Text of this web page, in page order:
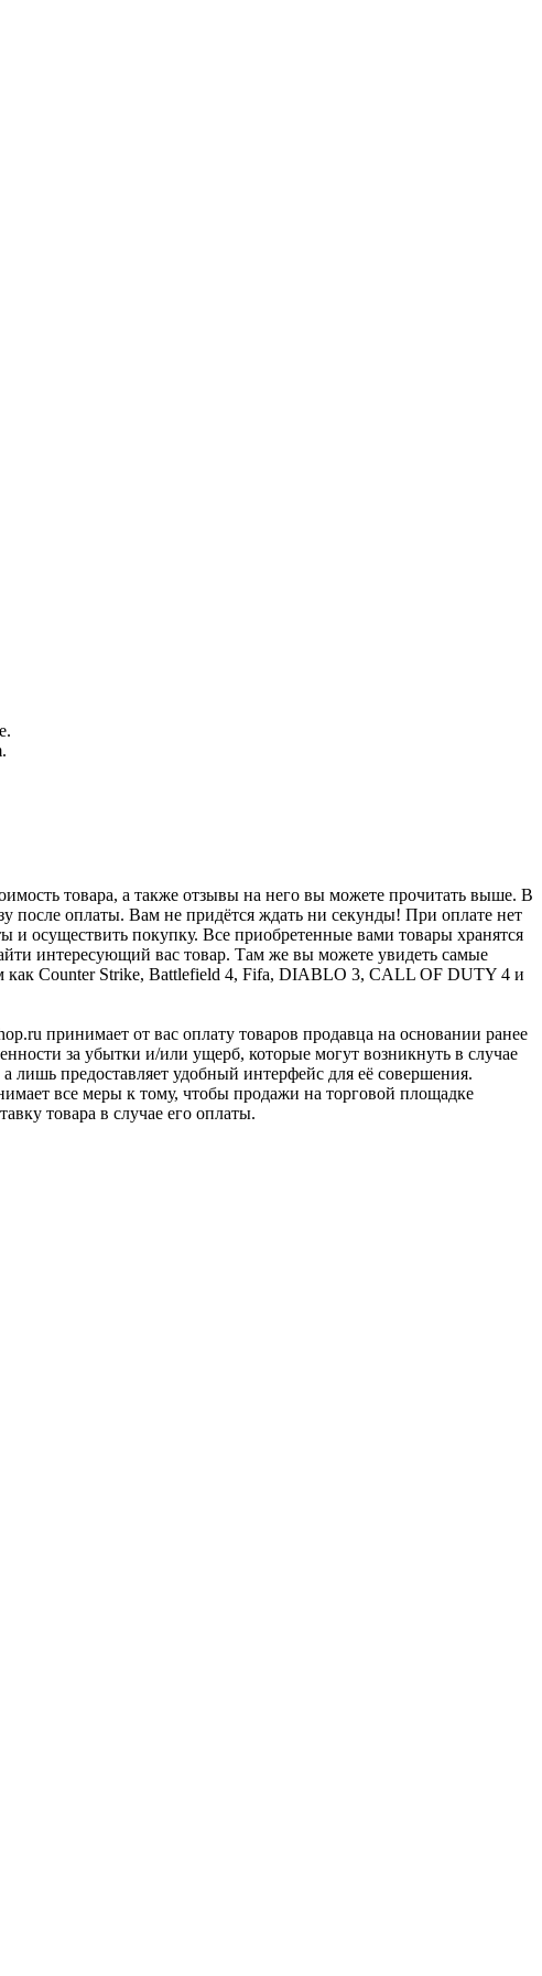
товара, а также отзывы на него вы можете прочитать выше. В
после оплаты. Вам не придётся ждать ни секунды! При оплате нет
и осуществить покупку. Все приобретенные вами товары хранятся
интересующий вас товар. Там же вы можете увидеть самые
как Counter Strike, Battlefield 4, Fifa, DIABLO 3, CALL OF DUTY 4 и
принимает от вас оплату товаров продавца на основании ранее
за убытки и/или ущерб, которые могут возникнуть в случае
лишь предоставляет удобный интерфейс для её совершения.
все меры к тому, чтобы продажи на торговой площадке
товара в случае его оплаты.